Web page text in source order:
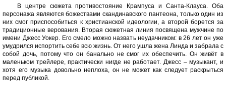
В центре сюжета противостояние Крампуса и Санта-Клауса. Оба
персонажа являются божествами скандинавского пантеона, только один из
них смог приспособиться к христианской идеологии, а второй борется за
традиционные верования. Вторая сюжетная линия посвящена мужчине по
имени Джесс Уокер. Его смело можно назвать неудачником: в 26 лет он уже
умудрился испортить себе всю жизнь. От него ушла жена Линда и забрала с
собой дочь, потому что он банально не смог их обеспечить. Он живёт в
маленьком трейлере, практически нигде не работает. Джесс – музыкант, и
хотя его музыка довольно неплоха, он не может как следует раскрыться
перед публикой.